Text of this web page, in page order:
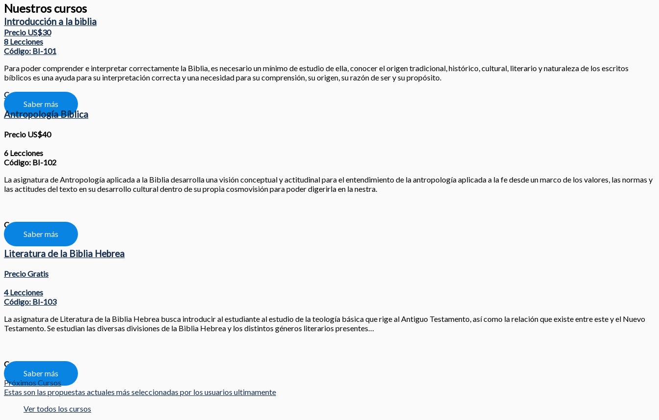
Nuestros cursos
Introducción a la biblia
Precio US$30
8 Lecciones
Código: BI-101
Para poder comprender e interpretar correctamente la Biblia, es necesario un mínimo de estudio de ella, conocer el origen tradicional, histórico, cultural, literario y naturaleza de los escritos
bíblicos es una ayuda para su interpretación correcta y una necesidad para su comprensión, su origen, su razón de ser y su propósito.
Compartir
Saber más
Antropología Bíblica
Precio US$40
6 Lecciones
Código: BI-102
La asignatura de Antropología aplicada a la Biblia desarrolla una visión conceptual y actitudinal para el entendimiento de la antropología aplicada a la fe desde un marco de los valores, las normas y
las actitudes del texto en su desarrollo cultural dentro de su propia cosmovisión para poder digerirla en la nestra.
Compartir
Saber más
Literatura de la Biblia Hebrea
Precio Gratis
4 Lecciones
Código: BI-103
La asignatura de Literatura de la Biblia Hebrea busca introducir al estudiante al estudio de la teología básica que rige al Antiguo Testamento, así como la relación que existe entre este y el Nuevo
Testamento. Se estudian las diversas divisiones de la Biblia Hebrea y los distintos géneros literarios presentes…
Compartir
Saber más
Próximos Cursos
Estas son las propuestas actuales más seleccionadas por los usuarios ultimamente
Ver todos los cursos